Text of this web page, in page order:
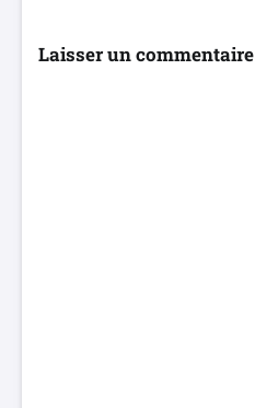
Laisser un commentaire